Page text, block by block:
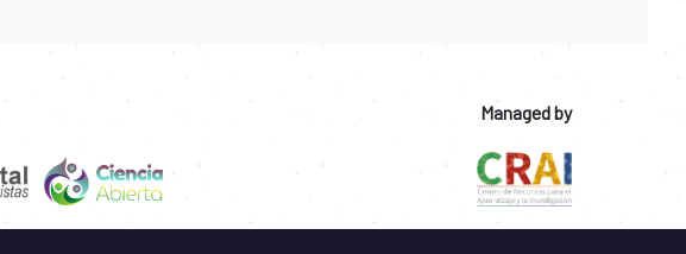
Managed by